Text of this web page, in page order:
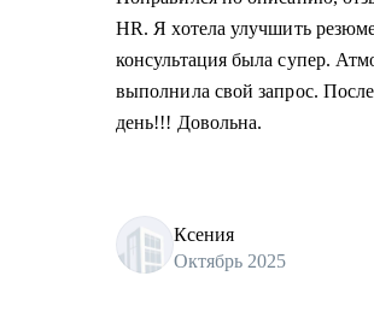
HR. Я хотела улучшить
консультация была супер.
выполнила свой запрос.
день!!! Довольна.
Ксения
Октябрь 2025